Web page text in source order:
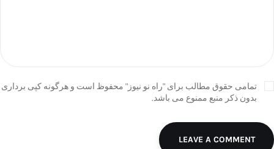
تمامی حقوق مطالب برای "راه نو نیوز" محفوظ است و هرگونه کپی برداری
بدون ذکر منبع ممنوع می باشد.
LEAVE A COMMENT